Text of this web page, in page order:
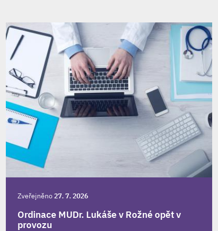
Zveřejněno27. 7. 2026
Ordinace MUDr. Lukáše v Rožné opět v
provozu